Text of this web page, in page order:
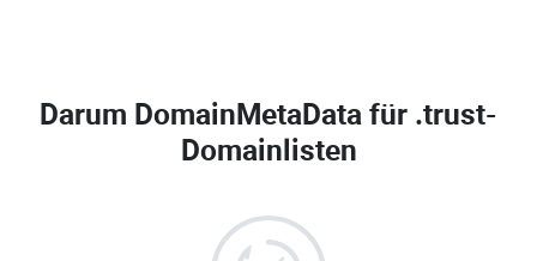
Darum DomainMetaData für .trust-
Domainlisten